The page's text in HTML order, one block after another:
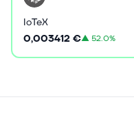
IoTeX
0,003412 €▲52.0%